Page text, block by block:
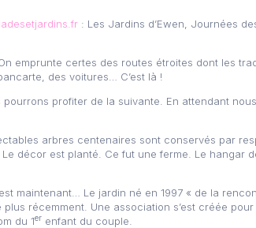
: Les Jardins d’Ewen, Journées
emprunte certes des routes étroites dont les
des voitures… C’est là !
profiter de la suivante. En attendant
arbres centenaires sont conservés par
décor est planté. Ce fut une ferme. Le hangar
maintenant… Le jardin né en 1997 « de la
récemment. Une association s’est créée
du 1er enfant du couple.